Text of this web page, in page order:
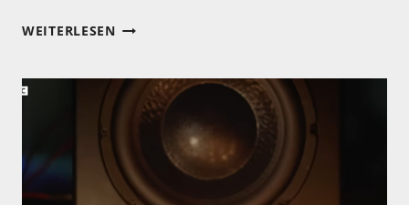
WEITERLESENMEIN
CONRAD,
CASPAR
AFRA
MUSSAWISADE: